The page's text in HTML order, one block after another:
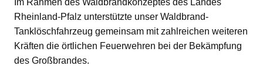
Rheinland-Pfalz unterstützte unser Waldbrand-
Tanklöschfahrzeug gemeinsam mit zahlreichen weiteren
Kräften die örtlichen Feuerwehren bei der Bekämpfung
des Großbrandes.